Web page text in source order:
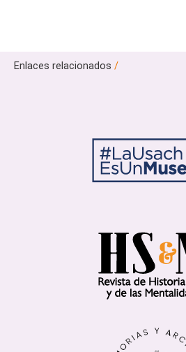
Enlaces relacionados /